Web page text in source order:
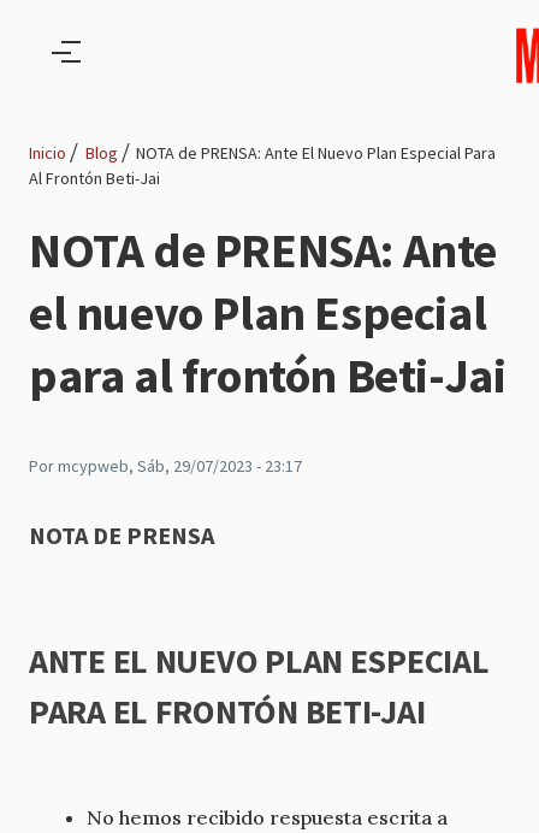
de
navegación
Inicio Blog
NOTA de PRENSA: Ante El Nuevo Plan Especial Para
Al Frontón Beti-Jai
NOTA de PRENSA: Ante
el nuevo Plan Especial
para al frontón Beti-Jai
Pormcypweb, Sáb, 29/07/2023 - 23:17
NOTA DE PRENSA
ANTE EL NUEVO PLAN ESPECIAL
PARA EL FRONTÓN BETI-JAI
No hemos recibido respuesta escrita a